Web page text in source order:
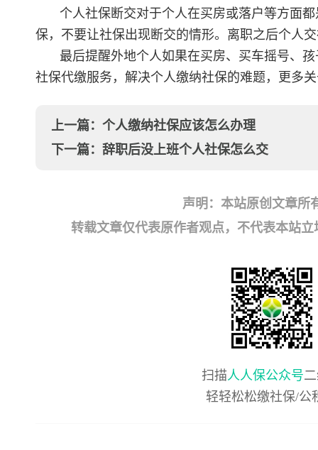
个人社保断交对于个人在买房或落户等方面
保，不要让社保出现断交的情形。离职之后个人
最后提醒外地个人如果在买房、买车摇号、
社保代缴服务，解决个人缴纳社保的难题，更多
上一篇： 个人缴纳社保应该怎么办理
下一篇： 辞职后没上班个人社保怎么交
声明：本站原创文章所
转载文章仅代表原作者观点，不代表本站
扫描人人保公众号
轻轻松松缴社保/公